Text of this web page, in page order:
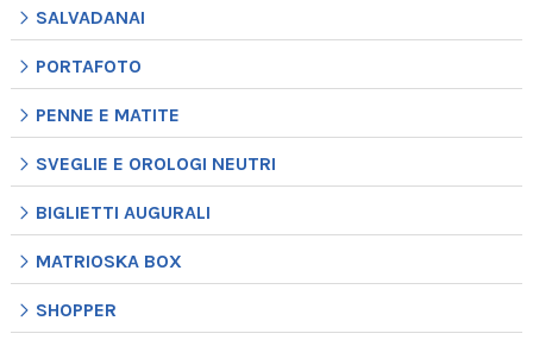
SALVADANAI
PORTAFOTO
PENNE E MATITE
SVEGLIE E OROLOGI NEUTRI
BIGLIETTI AUGURALI
MATRIOSKA BOX
SHOPPER